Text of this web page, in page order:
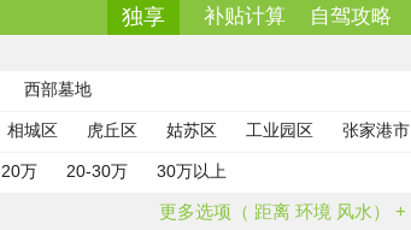
独享
补贴计算
自驾攻略
西部墓地
相城区 虎丘区 姑苏区 工业园区 张家港市
万 20-30万 30万以上
更多选项（ 距离 环境 风水） +